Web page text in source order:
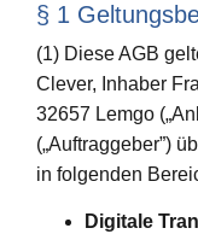
§ 1
(1) Diese AGB
Clever, Inhaber
32657 Lemgo
(„Auftraggeber”)
in folgenden
Digitale